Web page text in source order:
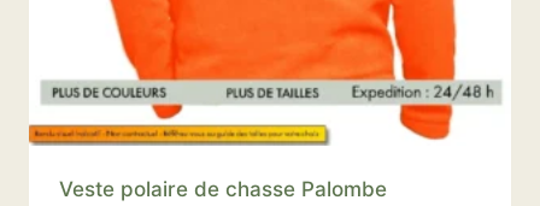
Veste polaire de chasse Palombe